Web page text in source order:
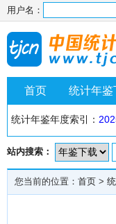
用户名：
首页 统计年鉴
统计年鉴年度索引：
站内搜索：
您当前的位置： 首页 >